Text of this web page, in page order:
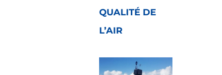
QUALITÉ DE
L’AIR